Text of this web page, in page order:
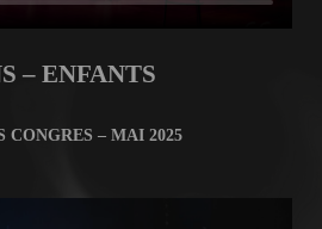
– ENFANTS
CONGRES – MAI 2025